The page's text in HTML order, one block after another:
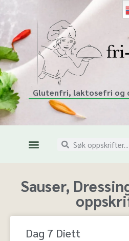
Glutenfri, laktosefri
Sauser,
Dag 7 Diett